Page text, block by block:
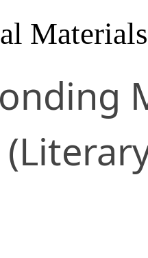
Materials